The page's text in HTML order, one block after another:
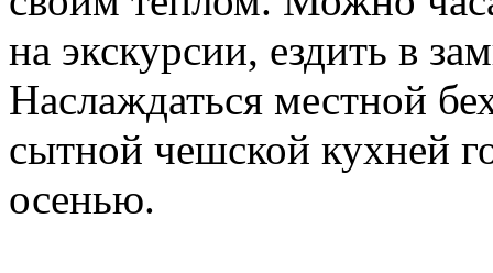
на экскурсии, ездить в
Наслаждаться местной
сытной чешской кухней
осенью.